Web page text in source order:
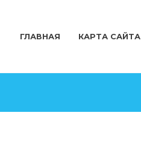
ГЛАВНАЯ КАРТА САЙТА